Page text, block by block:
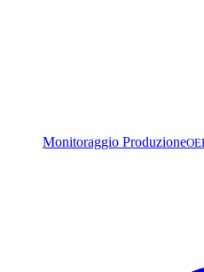
Monitoraggio Produzione